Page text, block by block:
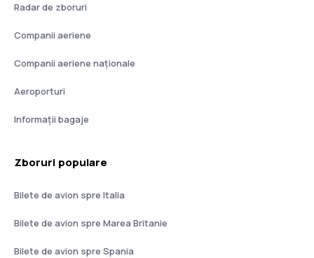
Radar de zboruri
Companii aeriene
Companii aeriene naţionale
Aeroporturi
Informații bagaje
Zboruri populare
Bilete de avion spre Italia
Bilete de avion spre Marea Britanie
Bilete de avion spre Spania